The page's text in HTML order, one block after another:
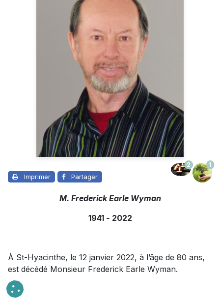
Imprimer Partager
2 1
M. Frederick Earle Wyman
1941- 2022
À St-Hyacinthe, le 12 janvier 2022, à l’âge de 80 ans,
est décédé Monsieur Frederick Earle Wyman.